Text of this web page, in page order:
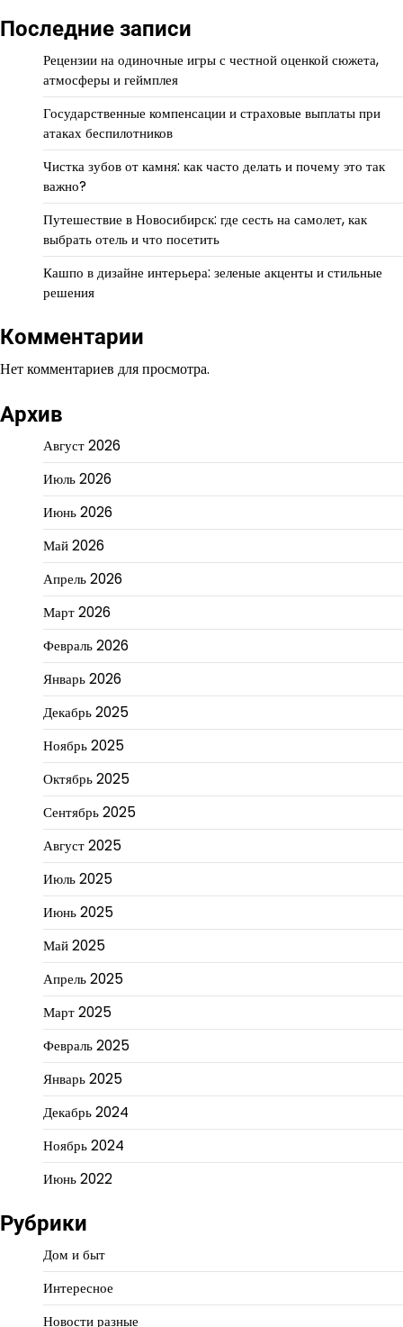
Последние записи
Рецензии на одиночные игры с честной оценкой сюжета,
атмосферы и геймплея
Государственные компенсации и страховые выплаты при
атаках беспилотников
Чистка зубов от камня: как часто делать и почему это так
важно?
Путешествие в Новосибирск: где сесть на самолет, как
выбрать отель и что посетить
Кашпо в дизайне интерьера: зеленые акценты и стильные
решения
Комментарии
Нет комментариев для просмотра.
Архив
Август 2026
Июль 2026
Июнь 2026
Май 2026
Апрель 2026
Март 2026
Февраль 2026
Январь 2026
Декабрь 2025
Ноябрь 2025
Октябрь 2025
Сентябрь 2025
Август 2025
Июль 2025
Июнь 2025
Май 2025
Апрель 2025
Март 2025
Февраль 2025
Январь 2025
Декабрь 2024
Ноябрь 2024
Июнь 2022
Рубрики
Дом и быт
Интересное
Новости разные